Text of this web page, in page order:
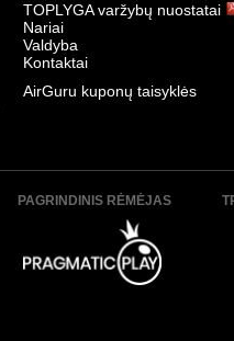
TOPLYGA varžybų nuostatai
Nariai
Valdyba
Kontaktai
AirGuru kuponų taisyklės
PAGRINDINIS RĖMĖJAS